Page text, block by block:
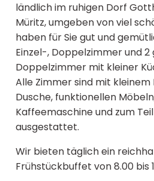
ländlich im ruhigen Dorf
Müritz, umgeben von viel
haben für Sie gut und
Einzel-, Doppelzimmer und
Doppelzimmer mit kleiner
Alle Zimmer sind mit kleinem
Dusche, funktionellen
Kaffeemaschine und zum
ausgestattet.
Wir bieten täglich ein
Frühstückbuffet von 8.00 bis